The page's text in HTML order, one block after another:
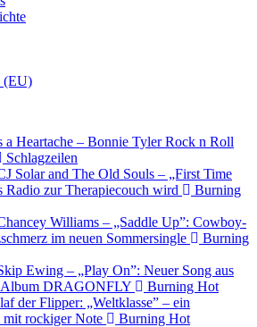
(EU)
a Heartache – Bonnie Tyler Rock n Roll
Schlagzeilen
Solar and The Old Souls – „First Time
Radio zur Therapiecouch wird
Burning
Williams – „Saddle Up”: Cowboy-
im neuen Sommersingle
Burning
Ewing – „Play On”: Neuer Song aus
Album DRAGONFLY
Burning Hot
der Flipper: „Weltklasse” – ein
rockiger Note
Burning Hot